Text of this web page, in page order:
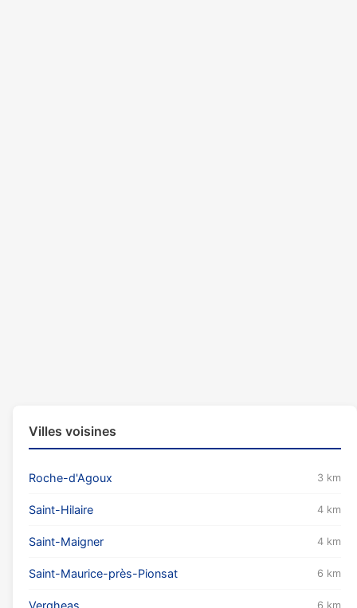
Villes voisines
Roche-d'Agoux 3 km
Saint-Hilaire 4 km
Saint-Maigner 4 km
Saint-Maurice-près-Pionsat 6 km
Vergheas 6 km